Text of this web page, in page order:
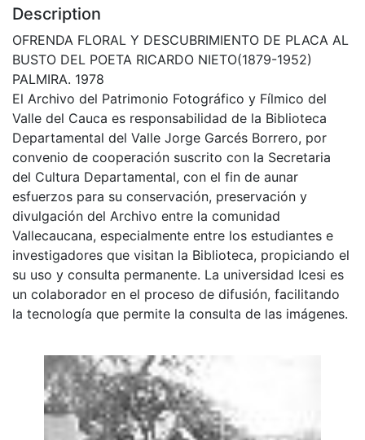
Description
OFRENDA FLORAL Y DESCUBRIMIENTO DE PLACA AL
BUSTO DEL POETA RICARDO NIETO(1879-1952)
PALMIRA. 1978
El Archivo del Patrimonio Fotográfico y Fílmico del
Valle del Cauca es responsabilidad de la Biblioteca
Departamental del Valle Jorge Garcés Borrero, por
convenio de cooperación suscrito con la Secretaria
del Cultura Departamental, con el fin de aunar
esfuerzos para su conservación, preservación y
divulgación del Archivo entre la comunidad
Vallecaucana, especialmente entre los estudiantes e
investigadores que visitan la Biblioteca, propiciando el
su uso y consulta permanente. La universidad Icesi es
un colaborador en el proceso de difusión, facilitando
la tecnología que permite la consulta de las imágenes.